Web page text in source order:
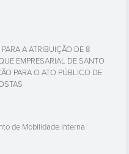
A ATRIBUIÇÃO DE 8
EMPRESARIAL DE SANTO
PARA O ATO PÚBLICO DE
de Mobilidade Interna